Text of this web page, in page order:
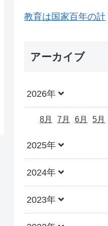
教育は国家百年の計
アーカイブ
2026年
8月 7月 6月 5月
2025年
2024年
2023年